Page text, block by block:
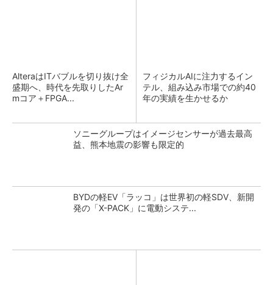
AlteraはITバブルを切り抜け全
盛期へ、時代を先取りしたAr
mコア＋FPGA...
フィジカルAIに注力するイン
テル、組み込み市場での約40
年の実績を生かせるか
ソニーグループはイメージセンサーが過去最高
益、熊本地震の影響も限定的
BYDの軽EV「ラッコ」は世界初の軽SDV、新開
発の「X-PACK」に電動システ...